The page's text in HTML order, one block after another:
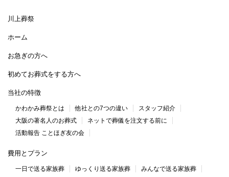
川上葬祭
ホーム
お急ぎの方へ
初めてお葬式をする方へ
当社の特徴
かわかみ葬祭とは 他社との7つの違い
スタッフ紹介
大阪の著名人のお葬式
ネットで葬儀を注文する前に
活動報告 ことほぎ友の会
費用とプラン
一日で送る家族葬 ゆっくり送る家族葬
みんなで送る家族葬